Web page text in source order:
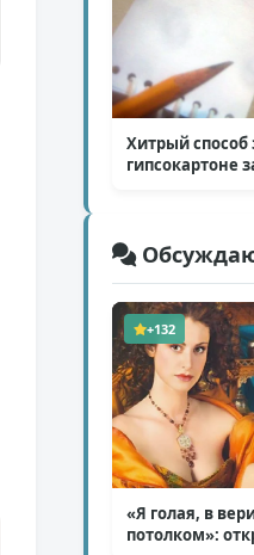
Хитрый способ
гипсокартоне
+132
«Я голая, в
потолком»: